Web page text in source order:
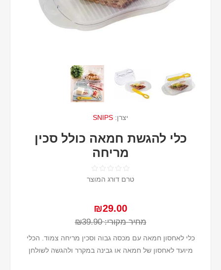
יצרן: SNIPS
כלי להגשת חמאה כולל סכין
מריחה
טרם דורג המוצר
₪29.00
מחיר מקורי: ₪39.90
כלי לאחסון חמאה עם מכסה גבוה וסכין מריחה צמוד. הכלי
מיועד לאחסון של חמאה או גבינה במקרר ולהגשה לשולחן